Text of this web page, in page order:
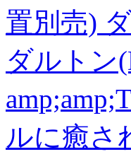
置別売)
ダルトン
ルに癒さ